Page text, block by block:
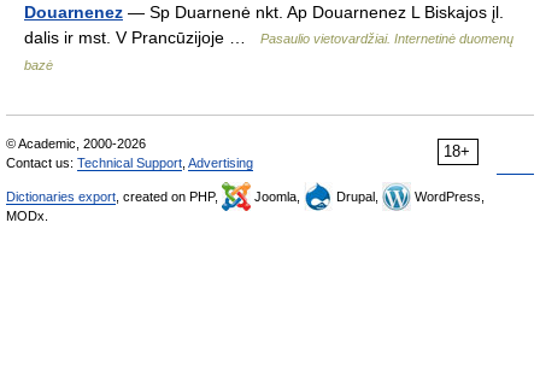
Douarnenez — Sp Duarnenė nkt. Ap Douarnenez L Biskajos įl.
dalis ir mst. V Prancūzijoje …
Pasaulio vietovardžiai. Internetinė duomenų
bazė
18+
© Academic, 2000-2026
Contact us: Technical Support Advertising
Dictionaries export , created on PHP, Joomla, Drupal,
WordPress,
MODx.